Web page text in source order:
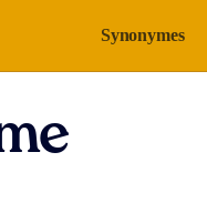
Synonymes